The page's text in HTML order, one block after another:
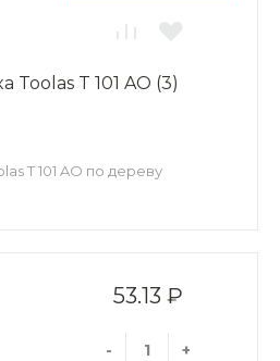
Toolas T 101 AO (3)
T 101 AO по дереву
53.13 ₽
- +